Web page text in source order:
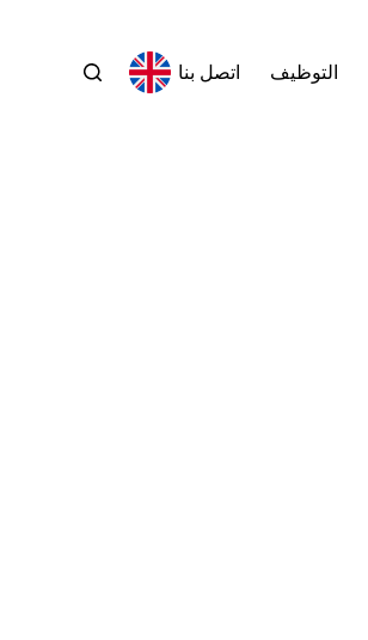
التوظيف اتصل بنا